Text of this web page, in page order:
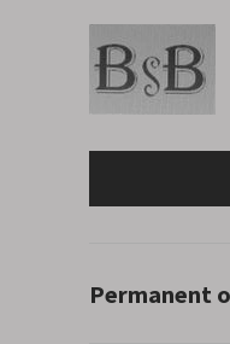
Permanent